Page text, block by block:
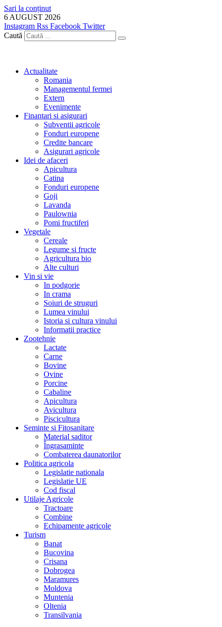
Sari la conținut
6 AUGUST 2026
Instagram Rss Facebook Twitter
Caută
Actualitate
Romania
Managementul fermei
Extern
Evenimente
Finantari si asigurari
Subventii agricole
Fonduri europene
Credite bancare
Asigurari agricole
Idei de afaceri
Apicultura
Catina
Fonduri europene
Goji
Lavanda
Paulownia
Pomi fructiferi
Vegetale
Cereale
Legume si fructe
Agricultura bio
Alte culturi
Vin si vie
In podgorie
In crama
Soiuri de struguri
Lumea vinului
Istoria si cultura vinului
Informatii practice
Zootehnie
Lactate
Carne
Bovine
Ovine
Porcine
Cabaline
Apicultura
Avicultura
Piscicultura
Seminte si Fitosanitare
Material saditor
Îngrasaminte
Combaterea daunatorilor
Politica agricola
Legislatie nationala
Legislatie UE
Cod fiscal
Utilaje Agricole
Tractoare
Combine
Echipamente agricole
Turism
Banat
Bucovina
Crisana
Dobrogea
Maramures
Moldova
Muntenia
Oltenia
Transilvania